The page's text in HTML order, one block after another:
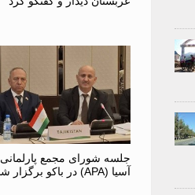
جلسه شورای مجمع پارلمانی
آسیا (APA) در باکو برگزار شد